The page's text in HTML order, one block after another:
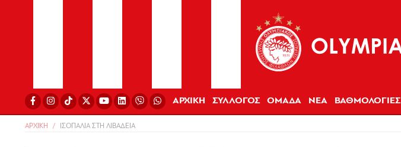
ΑΡΧΙΚΗ ΣΥΛΛΟΓΟΣ ΟΜΑΔΑ ΝΕΑ ΒΑΘΜΟΛΟΓΙΕΣ
ΑΡΧΙΚΗ ΙΣΟΠΑΛΙΑ ΣΤΗ ΛΙΒΑΔΕΙΑ